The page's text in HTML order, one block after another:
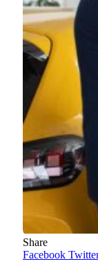
Share
Facebook